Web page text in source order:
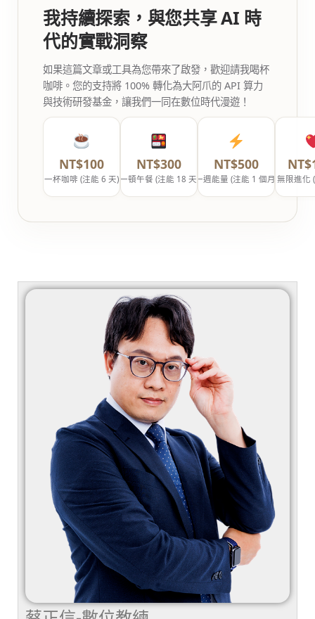
我持續探索，與您共享 AI 時
代的實戰洞察
如果這篇文章或工具為您帶來了啟發，歡迎請我喝杯
咖啡。您的支持將 100% 轉化為大阿爪的 API 算力
與技術研發基金，讓我們一同在數位時代漫遊！
NT$100
一杯咖啡 (注能 6 天)
NT$300
一頓午餐 (注能 18 天)
NT$500
一週能量 (注能 1 個月)無限進化